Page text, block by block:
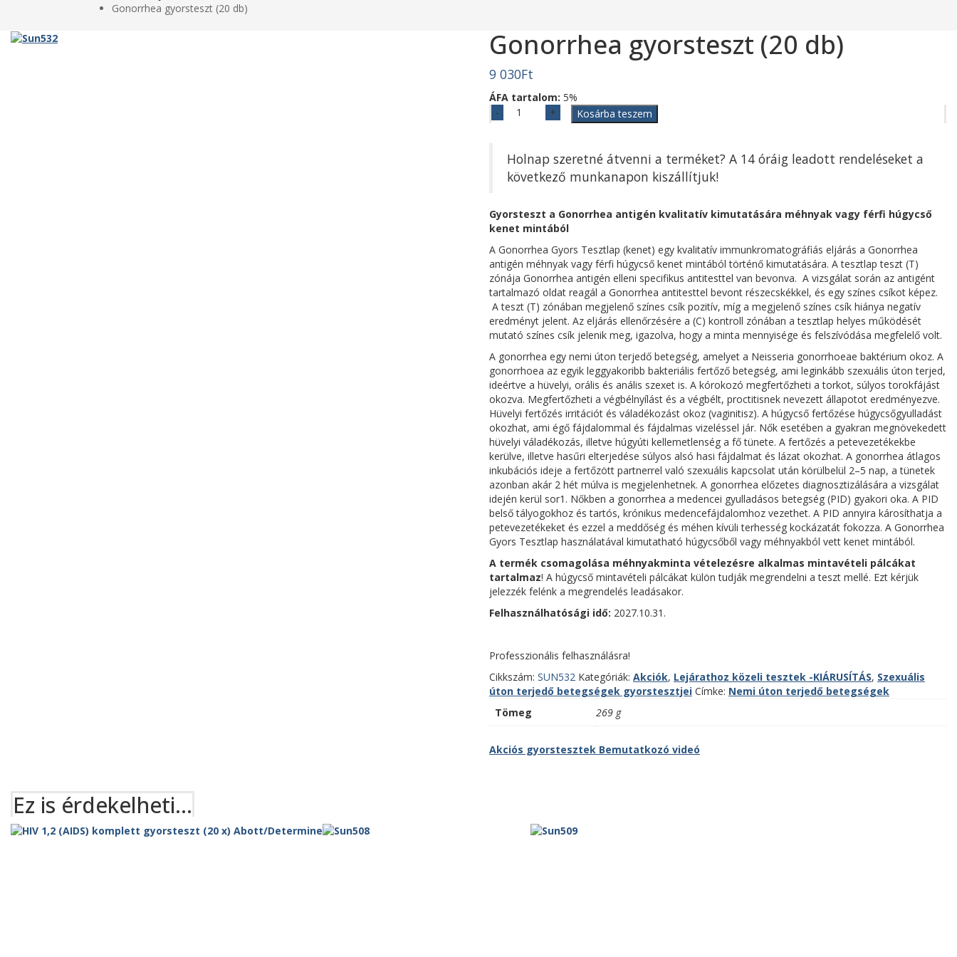
Gonorrhea gyorsteszt (20 db)
Gonorrhea gyorsteszt (20 db)
9 030Ft
ÁFA tartalom: 5%
Gonorrhea
gyorsteszt
db)
mennyiség
Kosárba teszem
Holnap szeretné átvenni a terméket? A 14 óráig leadott rendeléseket a
következő munkanapon kiszállítjuk!
Gyorsteszt a Gonorrhea antigén kvalitatív kimutatására méhnyak vagy férfi húgycső
kenet mintából
A Gonorrhea Gyors Tesztlap (kenet) egy kvalitatív immunkromatográfiás eljárás a Gonorrhea
antigén méhnyak vagy férfi húgycső kenet mintából történő kimutatására. A tesztlap teszt (T)
zónája Gonorrhea antigén elleni specifikus antitesttel van bevonva. A vizsgálat során az antigént
tartalmazó oldat reagál a Gonorrhea antitesttel bevont részecskékkel, és egy színes csíkot képez.
A teszt (T) zónában megjelenő színes csík pozitív, míg a megjelenő színes csík hiánya negatív
eredményt jelent. Az eljárás ellenőrzésére a (C) kontroll zónában a tesztlap helyes működését
mutató színes csík jelenik meg, igazolva, hogy a minta mennyisége és felszívódása megfelelő volt.
A gonorrhea egy nemi úton terjedő betegség, amelyet a Neisseria gonorrhoeae baktérium okoz. A
gonorrhoea az egyik leggyakoribb bakteriális fertőző betegség, ami leginkább szexuális úton terjed,
ideértve a hüvelyi, orális és anális szexet is. A kórokozó megfertőzheti a torkot, súlyos torokfájást
okozva. Megfertőzheti a végbélnyílást és a végbélt, proctitisnek nevezett állapotot eredményezve.
Hüvelyi fertőzés irritációt és váladékozást okoz (vaginitisz). A húgycső fertőzése húgycsőgyulladást
okozhat, ami égő fájdalommal és fájdalmas vizeléssel jár. Nők esetében a gyakran megnövekedett
hüvelyi váladékozás, illetve húgyúti kellemetlenség a fő tünete. A fertőzés a petevezetékekbe
kerülve, illetve hasűri elterjedése súlyos alsó hasi fájdalmat és lázat okozhat. A gonorrhea átlagos
inkubációs ideje a fertőzött partnerrel való szexuális kapcsolat után körülbelül 2–5 nap, a tünetek
azonban akár 2 hét múlva is megjelenhetnek. A gonorrhea előzetes diagnosztizálására a vizsgálat
idején kerül sor1. Nőkben a gonorrhea a medencei gyulladásos betegség (PID) gyakori oka. A PID
belső tályogokhoz és tartós, krónikus medencefájdalomhoz vezethet. A PID annyira károsíthatja a
petevezetékeket és ezzel a meddőség és méhen kívüli terhesség kockázatát fokozza. A Gonorrhea
Gyors Tesztlap használatával kimutatható húgycsőből vagy méhnyakból vett kenet mintából.
A termék csomagolása méhnyakminta vételezésre alkalmas mintavételi pálcákat
tartalmaz! A húgycső mintavételi pálcákat külön tudják megrendelni a teszt mellé. Ezt kérjük
jelezzék felénk a megrendelés leadásakor.
Felhasználhatósági idő: 2027.10.31.
Professzionális felhasználásra!
Cikkszám: SUN532 Kategóriák: Akciók, Lejárathoz közeli tesztek -KIÁRUSÍTÁS, Szexuális
úton terjedő betegségek gyorstesztjei Címke: Nemi úton terjedő betegségek
Tömeg
269 g
Akciós gyorstesztek Bemutatkozó videó
Ez is érdekelheti…